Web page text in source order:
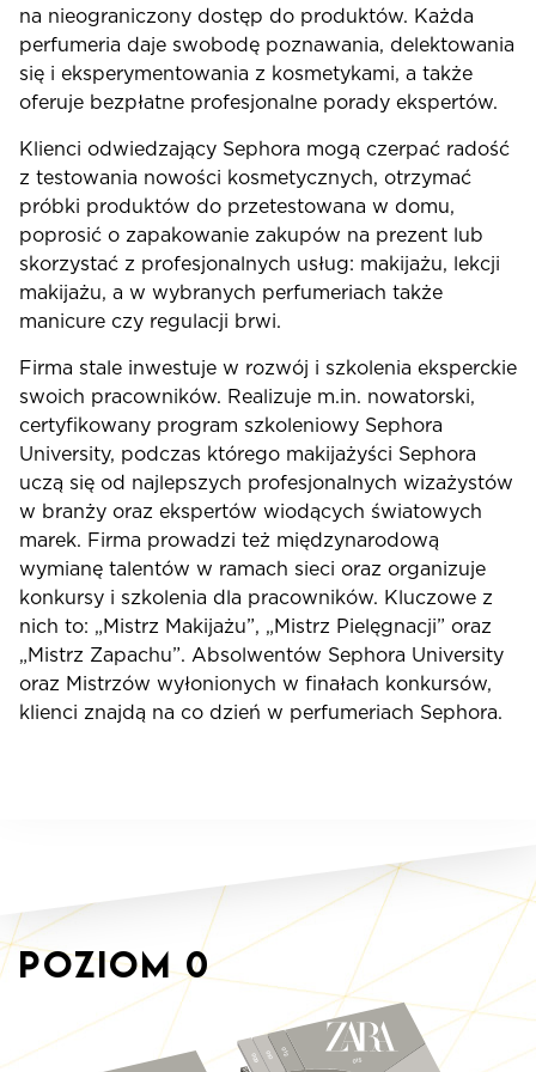
na nieograniczony dostęp do produktów. Każda
perfumeria daje swobodę poznawania, delektowania
się i eksperymentowania z kosmetykami, a także
oferuje bezpłatne profesjonalne porady ekspertów.
Klienci odwiedzający Sephora mogą czerpać radość
z testowania nowości kosmetycznych, otrzymać
próbki produktów do przetestowana w domu,
poprosić o zapakowanie zakupów na prezent lub
skorzystać z profesjonalnych usług: makijażu, lekcji
makijażu, a w wybranych perfumeriach także
manicure czy regulacji brwi.
Firma stale inwestuje w rozwój i szkolenia eksperckie
swoich pracowników. Realizuje m.in. nowatorski,
certyfikowany program szkoleniowy Sephora
University, podczas którego makijażyści Sephora
uczą się od najlepszych profesjonalnych wizażystów
w branży oraz ekspertów wiodących światowych
marek. Firma prowadzi też międzynarodową
wymianę talentów w ramach sieci oraz organizuje
konkursy i szkolenia dla pracowników. Kluczowe z
nich to: „Mistrz Makijażu”, „Mistrz Pielęgnacji” oraz
„Mistrz Zapachu”. Absolwentów Sephora University
oraz Mistrzów wyłonionych w finałach konkursów,
klienci znajdą na co dzień w perfumeriach Sephora.
Poziom0
015
012
010
009